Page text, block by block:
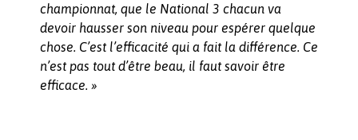
championnat, que le National 3 chacun va
devoir hausser son niveau pour espérer quelque
chose. C’est l’efficacité qui a fait la différence. Ce
n’est pas tout d’être beau, il faut savoir être
efficace. »